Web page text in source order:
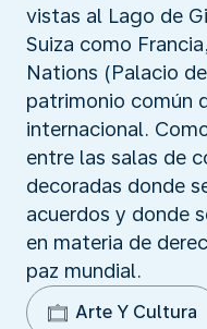
vistas al Lago de
Suiza como
Nations (Palacio
patrimonio común
internacional.
entre las salas de
decoradas donde
acuerdos y donde
en materia de
paz mundial.
Arte Y Cultura